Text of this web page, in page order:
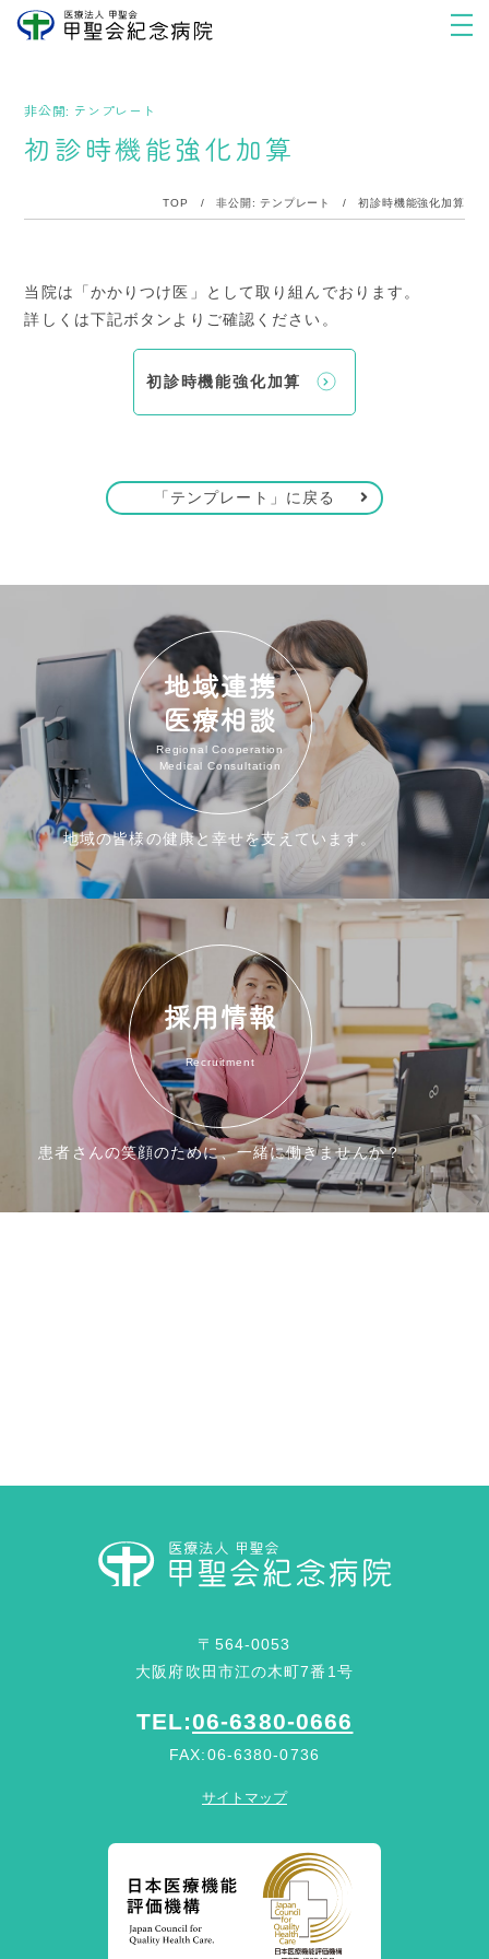
非公開: テンプレート
初診時機能強化加算
TOP /非公開: テンプレート /初診時機能強化加算
当院は「かかりつけ医」として取り組んでおります。
詳しくは下記ボタンよりご確認ください。
初診時機能強化加算
「テンプレート」に戻る
地域連携
医療相談
Regional Cooperation
Medical Consultation
地域の皆様の健康と幸せを支えています。
採用情報
Recruitment
患者さんの笑顔のために、一緒に働きませんか？
〒564-0053
大阪府吹田市江の木町7番1号
TEL:06-6380-0666
FAX:06-6380-0736
サイトマップ